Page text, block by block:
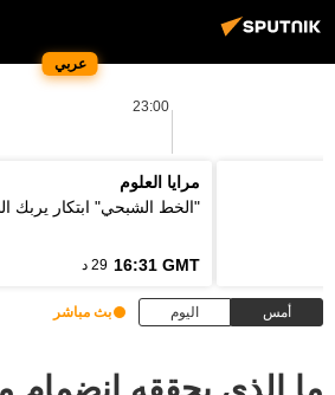
عربي
23:00
مرايا العلوم
"الخط الشبحي" ابتكار يربك الذكاء الاصطناعي
16:31 GMT 29 د
أمس اليوم بث مباشر